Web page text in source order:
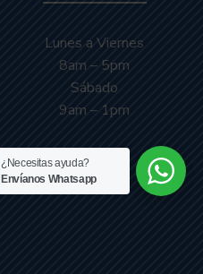
Lunes a Viernes
8am – 5pm
Sábado
9am – 1pm
¿Necesitas ayuda?
Envíanos Whatsapp